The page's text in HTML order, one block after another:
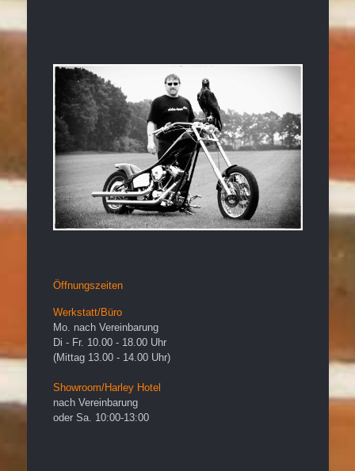
Öffnungszeiten
Werkstatt/Büro
Mo. nach Vereinbarung
Di - Fr. 10.00 - 18.00 Uhr
(Mittag 13.00 - 14.00 Uhr)
Showroom/Harley Hotel
nach Vereinbarung
oder Sa. 10:00-13:00